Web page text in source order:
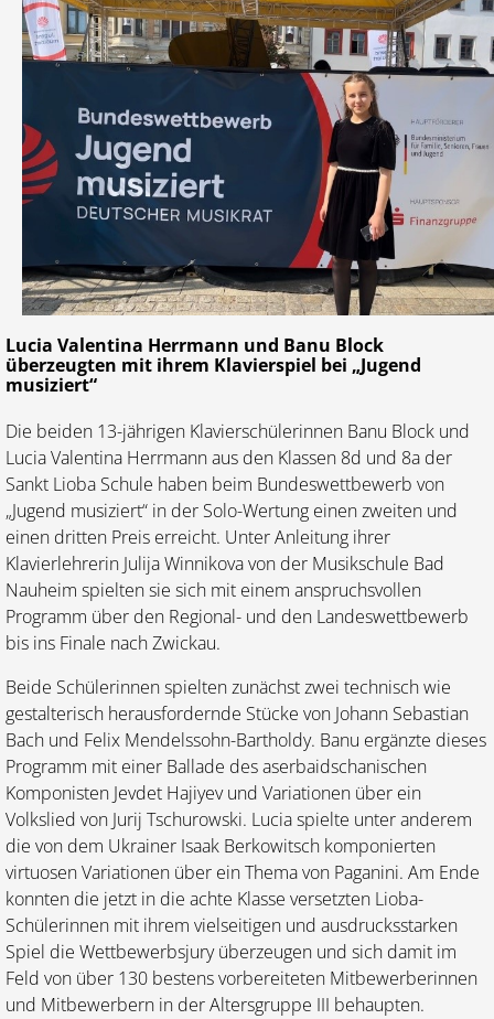
Lucia Valentina Herrmann und Banu Block
überzeugten mit ihrem Klavierspiel bei „Jugend
musiziert“
Die beiden 13-jährigen Klavierschülerinnen Banu Block und
Lucia Valentina Herrmann aus den Klassen 8d und 8a der
Sankt Lioba Schule haben beim Bundeswettbewerb von
„Jugend musiziert“ in der Solo-Wertung einen zweiten und
einen dritten Preis erreicht. Unter Anleitung ihrer
Klavierlehrerin Julija Winnikova von der Musikschule Bad
Nauheim spielten sie sich mit einem anspruchsvollen
Programm über den Regional- und den Landeswettbewerb
bis ins Finale nach Zwickau.
Beide Schülerinnen spielten zunächst zwei technisch wie
gestalterisch herausfordernde Stücke von Johann Sebastian
Bach und Felix Mendelssohn-Bartholdy. Banu ergänzte dieses
Programm mit einer Ballade des aserbaidschanischen
Komponisten Jevdet Hajiyev und Variationen über ein
Volkslied von Jurij Tschurowski. Lucia spielte unter anderem
die von dem Ukrainer Isaak Berkowitsch komponierten
virtuosen Variationen über ein Thema von Paganini. Am Ende
konnten die jetzt in die achte Klasse versetzten Lioba-
Schülerinnen mit ihrem vielseitigen und ausdrucksstarken
Spiel die Wettbewerbsjury überzeugen und sich damit im
Feld von über 130 bestens vorbereiteten Mitbewerberinnen
und Mitbewerbern in der Altersgruppe III behaupten.